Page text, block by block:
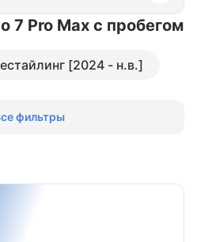
7 Pro Max с пробегом
[2024 - н.в.]
фильтры